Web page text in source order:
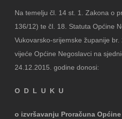
Na temelju čl. 14 st. 1. Zakona o
136/12) te čl. 18. Statuta Općine
Vukovarsko-srijemske županije
vijeće Općine Negoslavci na
24.12.2015. godine donosi:
O D L U K U
o izvršavanju Proračuna